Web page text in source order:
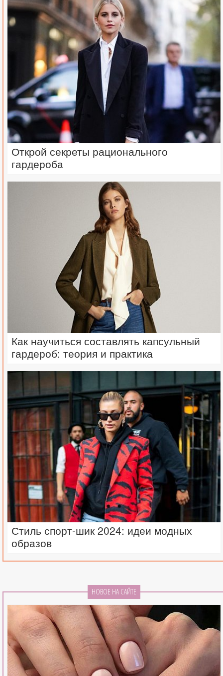
Открой секреты рационального
гардероба
Как научиться составлять капсульный
гардероб: теория и практика
Стиль спорт-шик 2024: идеи модных
образов
НОВОЕ НА САЙТЕ